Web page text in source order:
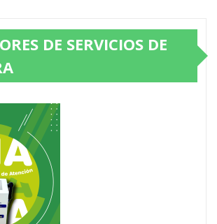
DE SERVICIOS DE